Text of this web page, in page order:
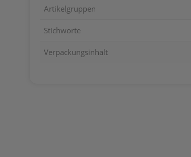
Artikelgruppen
Stichworte
Verpackungsinhalt